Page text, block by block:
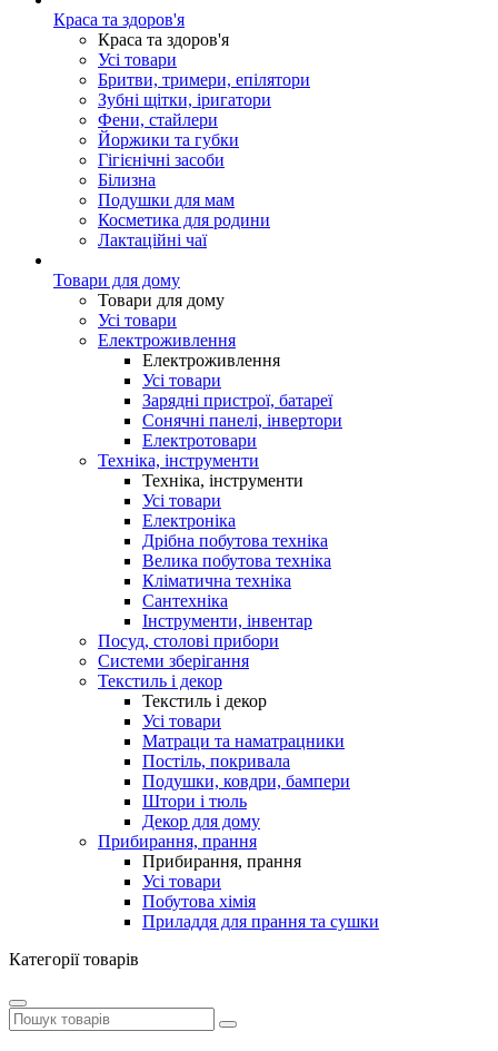
Краса та здоров'я
Краса та здоров'я
Усі товари
Бритви, тримери, епілятори
Зубні щітки, іригатори
Фени, стайлери
Йоржики та губки
Гігієнічні засоби
Білизна
Подушки для мам
Косметика для родини
Лактаційні чаї
Товари для дому
Товари для дому
Усі товари
Електроживлення
Електроживлення
Усі товари
Зарядні пристрої, батареї
Сонячні панелі, інвертори
Електротовари
Техніка, інструменти
Техніка, інструменти
Усі товари
Електроніка
Дрібна побутова техніка
Велика побутова техніка
Кліматична техніка
Сантехніка
Інструменти, інвентар
Посуд, столові прибори
Системи зберігання
Текстиль і декор
Текстиль і декор
Усі товари
Матраци та наматрацники
Постіль, покривала
Подушки, ковдри, бампери
Штори і тюль
Декор для дому
Прибирання, прання
Прибирання, прання
Усі товари
Побутова хімія
Приладдя для прання та сушки
Категорії товарів